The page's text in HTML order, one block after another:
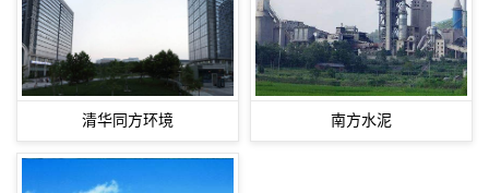
清华同方环境 南方水泥